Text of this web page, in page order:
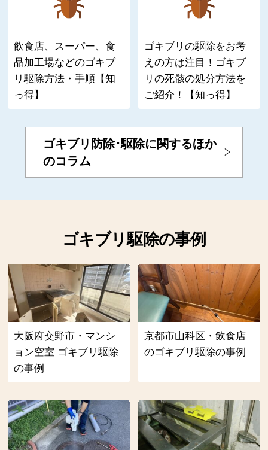
飲食店、スーパー、食
品加工場などのゴキブ
リ駆除方法・手順【知
っ得】
ゴキブリの駆除をお考
えの方は注目！ゴキブ
リの死骸の処分方法を
ご紹介！【知っ得】
ゴキブリ防除･駆除に関するほか
のコラム
ゴキブリ駆除の事例
大阪府交野市・マンシ
ョン空室 ゴキブリ駆除
の事例
京都市山科区・飲食店
のゴキブリ駆除の事例